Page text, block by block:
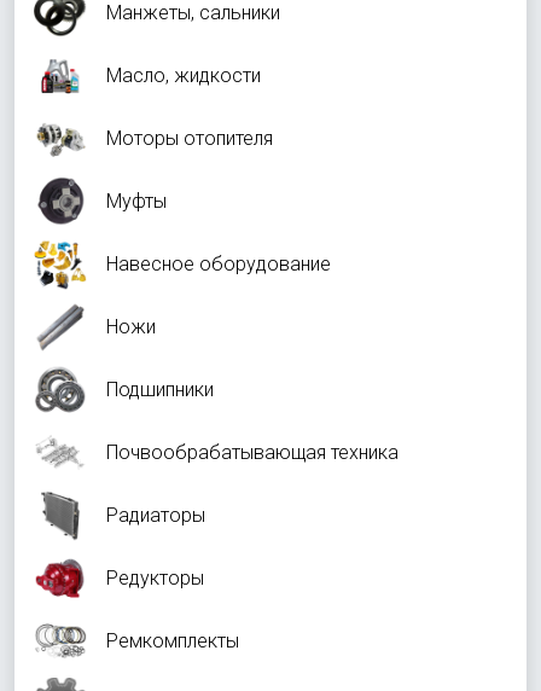
Манжеты, сальники
Масло, жидкости
Моторы отопителя
Муфты
Навесное оборудование
Ножи
Подшипники
Почвообрабатывающая техника
Радиаторы
Редукторы
Ремкомплекты